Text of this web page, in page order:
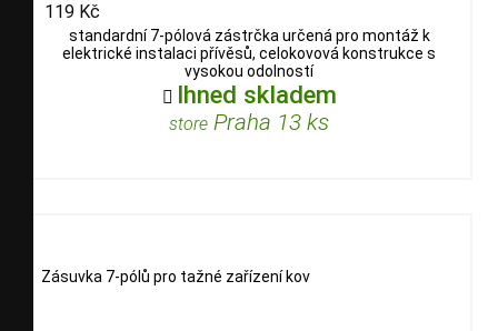
119 Kč
standardní 7-pólová zástrčka určená pro montáž k
elektrické instalaci přívěsů, celokovová konstrukce s
vysokou odolností
 Ihned skladem
store Praha 13 ks
Zásuvka 7-pólů pro tažné zařízení kov